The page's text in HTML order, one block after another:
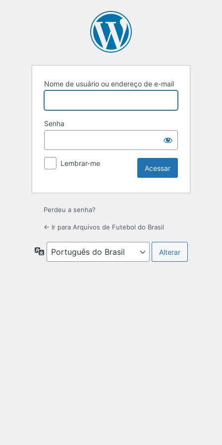
Nome de usuário ou endereço de e-mail
Senha
Lembrar-me
Perdeu a senha?
← Ir para Arquivos de Futebol do Brasil
Idioma